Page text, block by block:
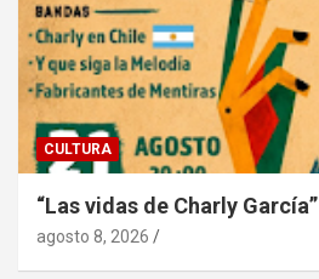
CULTURA
“Las vidas de Charly García”
agosto 8, 2026